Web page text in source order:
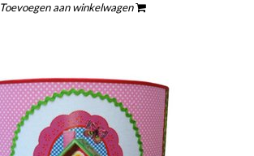
Toevoegen aan winkelwagen